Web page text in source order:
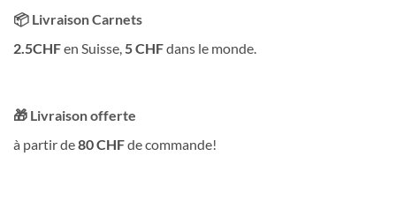
📦 Livraison Carnets
2.5CHFen Suisse,5 CHFdans le monde.
🎁 Livraison offerte
à partir de80 CHFde commande!